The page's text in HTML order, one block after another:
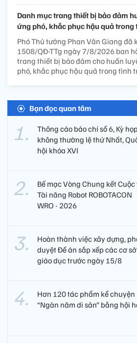
Danh mục trang thiết bị bảo đảm
ứng phó, khắc phục hậu quả
Phó Thủ tướng Phan Văn Giang đã
1508/QĐ-TTg ngày 7/8/2026 ban
trang thiết bị bảo đảm cho huấn
phó, khắc phục hậu quả trong tình
Bạn đọc quan tâm
Thông cáo báo chí số 6, Kỳ
không thường lệ thứ Nhất,
hội khóa XVI
Bế mạc Vòng Chung kết Cuộc
Tài năng Robot ROBOTACON
WRO - 2026
Hoàn thành việc xây dựng,
duyệt Đề án sắp xếp các cơ sở
giáo dục trước ngày 15/8
Hơn 120 tác phẩm kể chuyện
“Ngàn năm di sản” bằng hội